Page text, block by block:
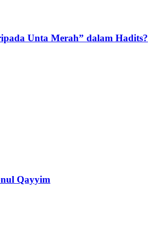
Unta Merah” dalam Hadits?
Qayyim